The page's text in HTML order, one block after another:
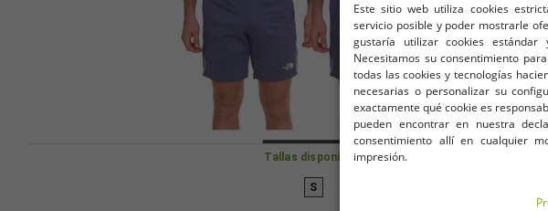
Tallas disponibles
S
Este sitio web utiliza cookies
servicio posible y poder mostrarle
gustaría utilizar cookies
Necesitamos su consentimiento
todas las cookies y tecnologías
necesarias o personalizar su
exactamente qué cookie es
pueden encontrar en nuestra
consentimiento allí en cualquier
impresión.